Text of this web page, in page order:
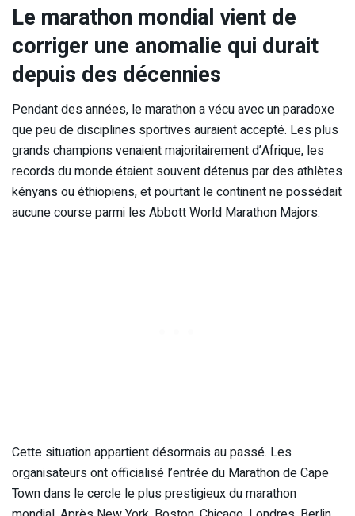
Le marathon mondial vient de
corriger une anomalie qui durait
depuis des décennies
Pendant des années, le marathon a vécu avec un paradoxe
que peu de disciplines sportives auraient accepté. Les plus
grands champions venaient majoritairement d’Afrique, les
records du monde étaient souvent détenus par des athlètes
kényans ou éthiopiens, et pourtant le continent ne possédait
aucune course parmi les Abbott World Marathon Majors.
Cette situation appartient désormais au passé. Les
organisateurs ont officialisé l’entrée du Marathon de Cape
Town dans le cercle le plus prestigieux du marathon